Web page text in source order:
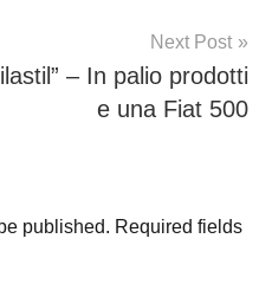
Next Post
– In palio prodotti
e una Fiat 500
published. Required fields